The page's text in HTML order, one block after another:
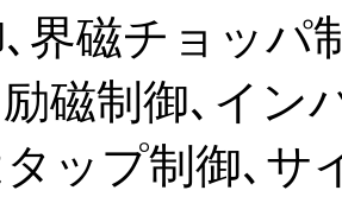
界磁チョッパ
磁制御､イン
ップ制御､サ